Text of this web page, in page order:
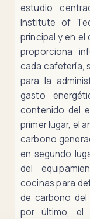
estudio
Institute of
principal y en el
proporciona
cada cafetería,
para la
gasto
contenido del
primer lugar, el
carbono
en segundo
del
cocinas para
de carbono
por último, el